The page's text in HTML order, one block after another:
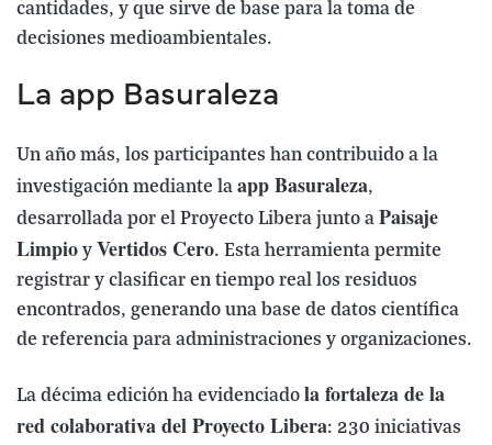
cantidades, y que sirve de base para la toma de
decisiones medioambientales.
La app Basuraleza
Un año más, los participantes han contribuido a la
investigación mediante la app Basuraleza,
desarrollada por el Proyecto Libera junto a Paisaje
Limpio y Vertidos Cero. Esta herramienta permite
registrar y clasificar en tiempo real los residuos
encontrados, generando una base de datos científica
de referencia para administraciones y organizaciones.
La décima edición ha evidenciado la fortaleza de la
red colaborativa del Proyecto Libera: 230 iniciativas